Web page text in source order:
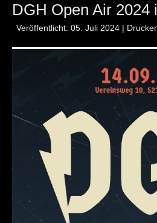
DGH Open Air 2024
Veröffentlicht: 05. Juli 2024 |